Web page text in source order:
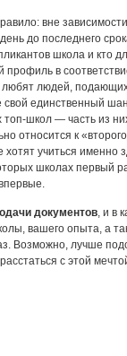
вне
до последнего
школа и кто
профиль в
людей,
свой единственный
топ-школ — часть из
относится к
учиться именно
школах первый
документов, и в
вашего опыта, а
Возможно, лучше
с этой